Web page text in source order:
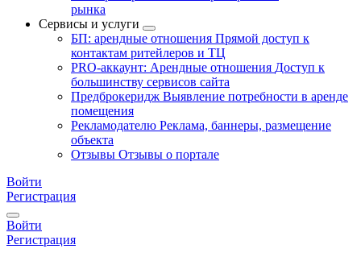
рынка
Сервисы и услуги
БП: арендные отношения Прямой доступ к
контактам ритейлеров и ТЦ
PRO-аккаунт: Арендные отношения Доступ к
большинству сервисов сайта
Предброкеридж Выявление потребности в аренде
помещения
Рекламодателю Реклама, баннеры, размещение
объекта
Отзывы Отзывы о портале
Войти
Регистрация
Войти
Регистрация